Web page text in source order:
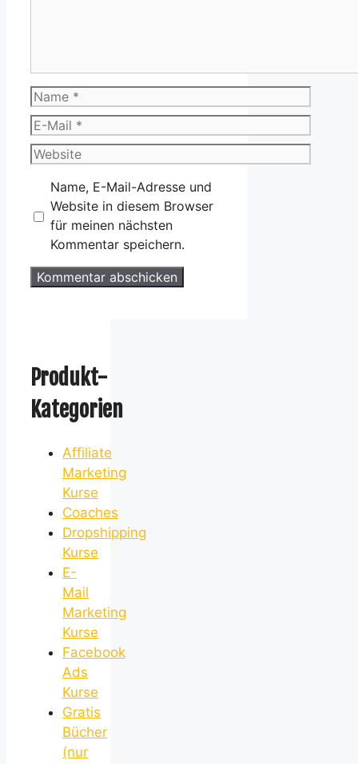
Name
E-
Mail
Website
Name, E-Mail-Adresse und
Website in diesem Browser
für meinen nächsten
Kommentar speichern.
Produkt-
Kategorien
Affiliate
Marketing
Kurse
Coaches
Dropshipping
Kurse
E-
Mail
Marketing
Kurse
Facebook
Ads
Kurse
Gratis
Bücher
(nur